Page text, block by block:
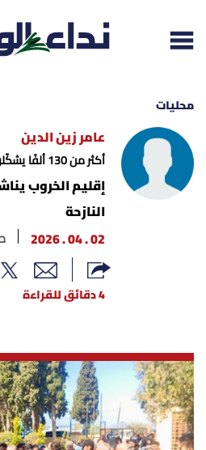
إقرأ الجريدة
لبنان
أسرار
متفرقات
محليات
عامر زين الدين
أكثر من 130 ألفًا يشكّلون ضغطًا مقلقًا
إقليم الخروب
النازحة
02 . 04 . 2026
4 دقائق للقراءة